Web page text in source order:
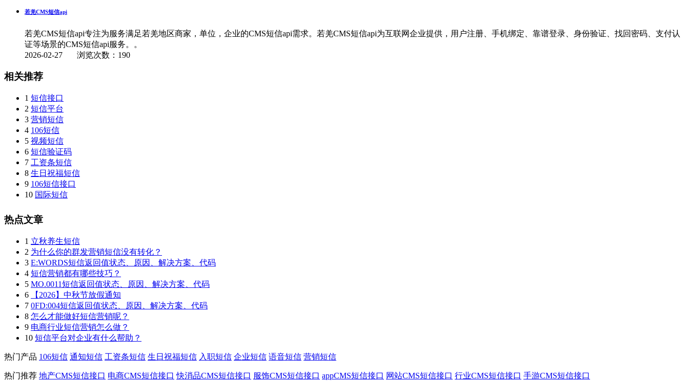
若羌CMS短信api
若羌CMS短信api专注为服务满足若羌地区商家，单位，企业的CMS短信api需求。若羌CMS短信api为互联网企业提供，用户注册、手机绑定、靠谱登录、身份验证、找回密码、支付认
证等场景的CMS短信api服务。。
2026-02-27 浏览次数：190
相关推荐
1 短信接口
2 短信平台
3 营销短信
4 106短信
5 视频短信
6 短信验证码
7 工资条短信
8 生日祝福短信
9 106短信接口
10 国际短信
热点文章
1 立秋养生短信
2 为什么你的群发营销短信没有转化？
3 E:WORDS短信返回值状态、原因、解决方案、代码
4 短信营销都有哪些技巧？
5 MO.0011短信返回值状态、原因、解决方案、代码
6
【2026】中秋节放假通知
7 0FD:004短信返回值状态、原因、解决方案、代码
8 怎么才能做好短信营销呢？
9 电商行业短信营销怎么做？
10 短信平台对企业有什么帮助？
热门产品 106短信 通知短信 工资条短信 生日祝福短信 入职短信 企业短信 语音短信 营销短信
热门推荐 地产CMS短信接口 电商CMS短信接口 快消品CMS短信接口 服饰CMS短信接口 appCMS短信接口 网站CMS短信接口 行业CMS短信接口 手游CMS短信接口